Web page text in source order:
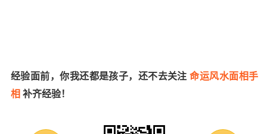
经验面前，你我还都是孩子，还不去关注命运风水面相手
相补齐经验！